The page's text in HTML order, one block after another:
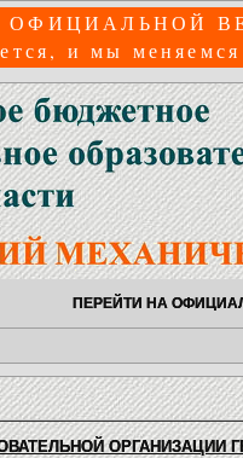
ОФИЦИАЛЬНОЙ
и мы
ПЕРЕЙТИ НА
ОРГАНИЗАЦИИ